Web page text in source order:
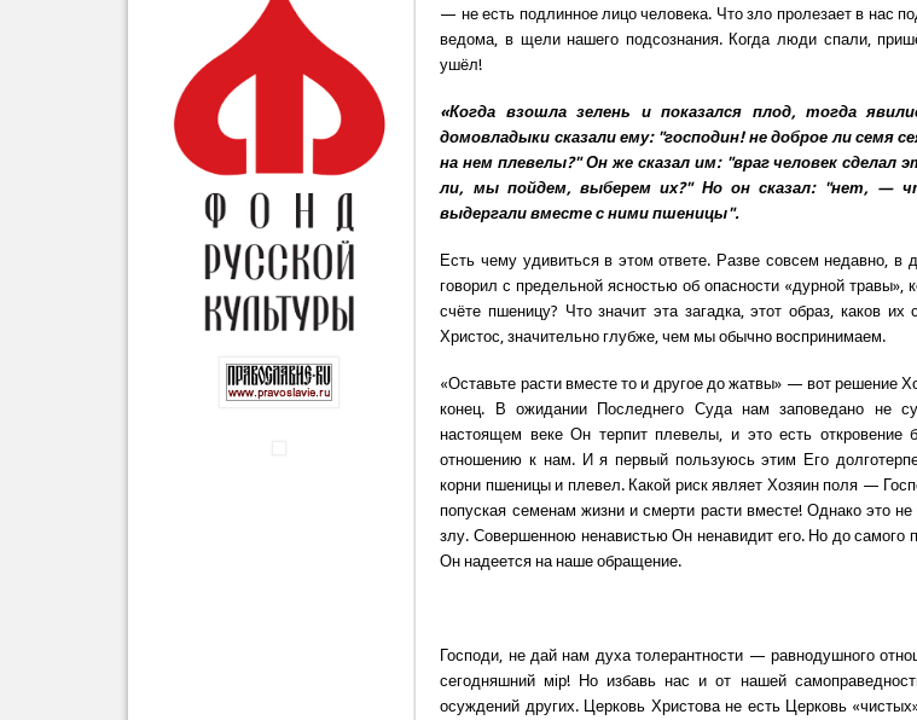
— не есть подлинное лицо человека. Что зло пролезает в нас
ведома, в щели нашего подсознания. Когда люди спали,
ушёл!
«Когда взошла зелень и показался плод, тогда
домовладыки сказали ему: "господин! не доброе ли семя
на нем плевелы?" Он же сказал им: "враг человек сделал
ли, мы пойдем, выберем их?" Но он сказал: "нет, —
выдергали вместе с ними пшеницы".
Есть чему удивиться в этом ответе. Разве совсем недавно, в
говорил с предельной ясностью об опасности «дурной травы»,
счёте пшеницу? Что значит эта загадка, этот образ, каков
Христос, значительно глубже, чем мы обычно воспринимаем.
«Оставьте расти вместе то и другое до жатвы» — вот решение
конец. В ожидании Последнего Суда нам заповедано не
настоящем веке Он терпит плевелы, и это есть откровение
отношению к нам. И я первый пользуюсь этим Его
корни пшеницы и плевел. Какой риск являет Хозяин поля —
попуская семенам жизни и смерти расти вместе! Однако это не
злу. Совершенною ненавистью Он ненавидит его. Но до самого
Он надеется на наше обращение.
Господи, не дай нам духа толерантности — равнодушного
сегодняшний мiр! Но избавь нас и от нашей
осуждений других. Церковь Христова не есть Церковь